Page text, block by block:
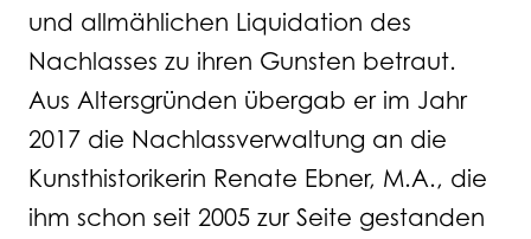
und allmählichen Liquidation des
Nachlasses zu ihren Gunsten betraut.
Aus Altersgründen übergab er im Jahr
2017 die Nachlassverwaltung an die
Kunsthistorikerin Renate Ebner, M.A., die
ihm schon seit 2005 zur Seite gestanden